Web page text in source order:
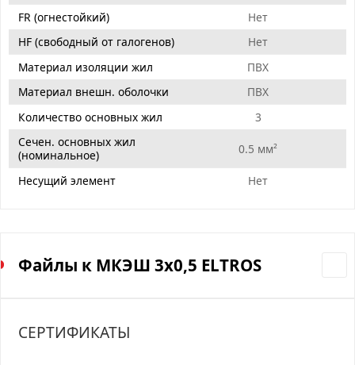
FR (огнестойкий)
Нет
HF (свободный от галогенов)
Нет
Материал изоляции жил
ПВХ
Материал внешн. оболочки
ПВХ
Количество основных жил
3
Сечен. основных жил
(номинальное)
0.5 мм²
Несущий элемент Нет
Файлы к МКЭШ 3х0,5 ELTROS
СЕРТИФИКАТЫ